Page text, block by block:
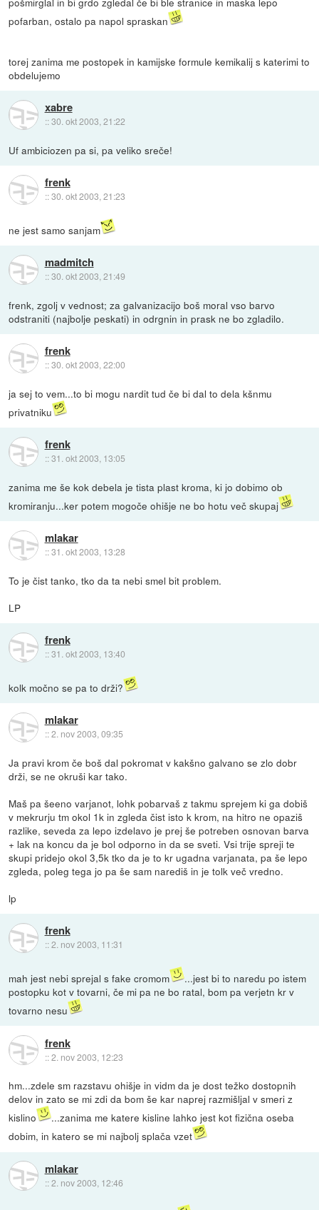
pofarban, ostalo pa napol spraskan
torej zanima me postopek in kamijske formule kemikalij s katerimi to
obdelujemo
xabre
::30. okt 2003, 21:22
Uf ambiciozen pa si, pa veliko sreče!
frenk
::30. okt 2003, 21:23
ne jest samo sanjam
madmitch
::30. okt 2003, 21:49
frenk, zgolj v vednost; za galvanizacijo boš moral vso barvo
odstraniti (najbolje peskati) in odrgnin in prask ne bo zgladilo.
frenk
::30. okt 2003, 22:00
ja sej to vem...to bi mogu nardit tud če bi dal to dela kšnmu
privatniku
frenk
::31. okt 2003, 13:05
zanima me še kok debela je tista plast kroma, ki jo dobimo ob
kromiranju...ker potem mogoče ohišje ne bo hotu več skupaj
mlakar
::31. okt 2003, 13:28
To je čist tanko, tko da ta nebi smel bit problem.
LP
frenk
::31. okt 2003, 13:40
kolk močno se pa to drži?
mlakar
::2. nov 2003, 09:35
Ja pravi krom če boš dal pokromat v kakšno galvano se zlo dobr
drži, se ne okruši kar tako.
Maš pa šeeno varjanot, lohk pobarvaš z takmu sprejem ki ga dobiš
v mekrurju tm okol 1k in zgleda čist isto k krom, na hitro ne opaziš
razlike, seveda za lepo izdelavo je prej še potreben osnovan barva
+ lak na koncu da je bol odporno in da se sveti. Vsi trije spreji te
skupi pridejo okol 3,5k tko da je to kr ugadna varjanata, pa še lepo
zgleda, poleg tega jo pa še sam narediš in je tolk več vredno.
lp
frenk
::2. nov 2003, 11:31
mah jest nebi sprejal s fake cromom
...jest bi to naredu po istem
postopku kot v tovarni, če mi pa ne bo ratal, bom pa verjetn kr v
tovarno nesu
frenk
::2. nov 2003, 12:23
hm...zdele sm razstavu ohišje in vidm da je dost težko dostopnih
delov in zato se mi zdi da bom še kar naprej razmišljal v smeri z
kislino
...zanima me katere kisline lahko jest kot fizična oseba
dobim, in katero se mi najbolj splača vzet
mlakar
::2. nov 2003, 12:46